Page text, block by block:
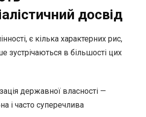
досвід
є кілька характерних рис,
зустрічаються в більшості цих
державної власності —
і часто суперечлива